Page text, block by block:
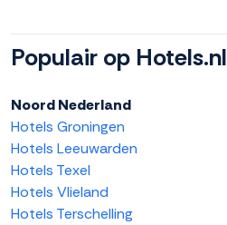
Populair op Hotels.nl
Noord Nederland
Hotels Groningen
Hotels Leeuwarden
Hotels Texel
Hotels Vlieland
Hotels Terschelling